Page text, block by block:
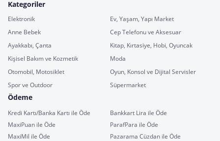
Kategoriler
Elektronik
Ev, Yaşam, Yapı Market
Anne Bebek
Cep Telefonu ve Aksesuar
Ayakkabı, Çanta
Kitap, Kırtasiye, Hobi, Oyuncak
Kişisel Bakım ve Kozmetik
Moda
Otomobil, Motosiklet
Oyun, Konsol ve Dijital Servisler
Spor ve Outdoor
Süpermarket
Ödeme
Kredi Kartı/Banka Kartı ile Öde
Bankkart Lira ile Öde
MaxiPuan ile Öde
ParafPara ile Öde
MaxiMil ile Öde
Pazarama Cüzdan ile Öde